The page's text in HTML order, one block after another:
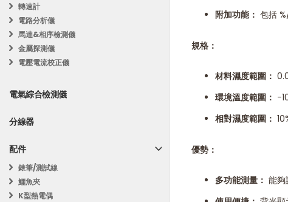
附加功能： 包括
規格：
材料濕度範圍：
環境溫度範圍： -
相對濕度範圍：
優勢：
多功能測量： 能夠
轉速計
電路分析儀
馬達&相序檢測儀
金屬探測儀
電壓電流校正儀
電氣綜合檢測儀
分線器
配件
錶筆/測試線
鱷魚夾
K型熱電偶